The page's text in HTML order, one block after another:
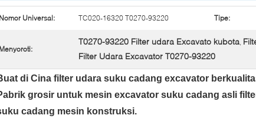
Nomor Universal: TC020-16320 T0270-93220 Tipe:
Menyoroti:
T0270-93220 Filter udara Excavato kubota,
Filter Udara Excavator T0270-93220
di Cina filter udara suku cadang excavator
grosir untuk mesin excavator suku cadang asli
cadang mesin konstruksi.